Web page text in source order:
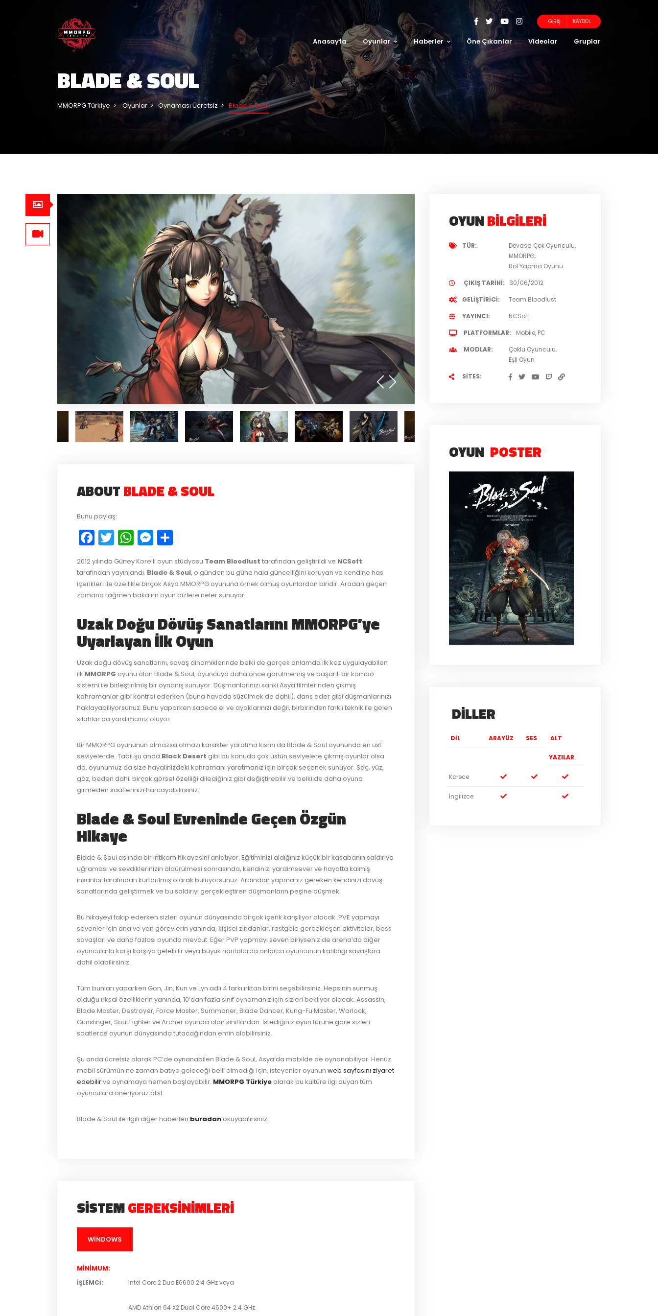
GIRIŞ KAYDOL
Anasayfa Oyunlar Haberler Öne Çıkanlar Videolar Gruplar
BLADE & SOUL
MMORPG Türkiye Oyunlar Oynaması Ücretsiz Blade & Soul
ABOUTBLADE & SOUL
Bunu paylaş:
Facebook
Twitter
WhatsApp
Messenger
2012 yılında Güney Kore’li oyun stüdyosu Team Bloodlust tarafından geliştirildi ve NCSoft
tarafından yayınlandı. Blade & Soul, o günden bu güne hala güncelliğini koruyan ve kendine has
içerikleri ile özellikle birçok Asya MMORPG oyununa örnek olmuş oyunlardan biridir. Aradan geçen
zamana rağmen bakalım oyun bizlere neler sunuyor.
Uzak Doğu Dövüş Sanatlarını MMORPG’ye
Uyarlayan İlk Oyun
Uzak doğu dövüş sanatlarını, savaş dinamiklerinde belki de gerçek anlamda ilk kez uygulayabilen
ilk MMORPG oyunu olan Blade & Soul, oyuncuya daha önce görülmemiş ve başarılı bir kombo
sistemi ile birleştirilmiş bir oynanış sunuyor. Düşmanlarınızı sanki Asya filmlerinden çıkmış
kahramanlar gibi kontrol ederken (buna havada süzülmek de dahil), dans eder gibi düşmanlarınızı
haklayabiliyorsunuz. Bunu yaparken sadece el ve ayaklarınızı değil, birbirinden farklı teknik ile gelen
silahlar da yardımcınız oluyor.
Bir MMORPG oyununun olmazsa olmazı karakter yaratma kısmı da Blade & Soul oyununda en üst
seviyelerde. Tabii şu anda Black Desert gibi bu konuda çok üstün seviyelere çıkmış oyunlar olsa
da, oyunumuz da size hayalinizdeki kahramanı yaratmanız için birçok seçenek sunuyor. Saç, yüz,
göz, beden dahil birçok görsel özelliği dilediğiniz gibi değiştirebilir ve belki de daha oyuna
girmeden saatlerinizi harcayabilirsiniz.
Blade & SoulEvreninde Geçen Özgün
Hikaye
Blade & Soul aslında bir intikam hikayesini anlatıyor. Eğitiminizi aldığınız küçük bir kasabanın saldırıya
uğraması ve sevdiklerinizin öldürülmesi sonrasında, kendinizi yardimsever ve hayatta kalmiş
insanlar tarafından kurtarılmış olarak buluyorsunuz. Ardından yapmanız gereken kendinizi dövüş
sanatlarında geliştirmek ve bu saldırıyı gerçekleştiren düşmanların peşine düşmek.
Bu hikayeyi takip ederken sizleri oyunun dünyasında birçok içerik karşılıyor olacak. PVE yapmayı
sevenler için ana ve yan görevlerin yanında, kişisel zindanlar, rastgele gerçekleşen aktiviteler, boss
savaşları ve daha fazlası oyunda mevcut. Eğer PVP yapmayı seven biriyseniz de arena’da diğer
oyuncularla karşı karşıya gelebilir veya büyük haritalarda onlarca oyuncunun katıldığı savaşlara
dahil olabilirsiniz.
Tüm bunları yaparken Gon, Jin, Kun ve Lyn adlı 4 farkı ırktan birini seçebilirsiniz. Hepsinin sunmuş
olduğu ırksal özelliklerin yanında, 10’dan fazla sınıf oynamanız için sizleri bekliyor olacak. Assassin,
Blade Master, Destroyer, Force Master, Summoner, Blade Dancer, Kung-Fu Master, Warlock,
Gunslinger, Soul Fighter ve Archer oyunda olan sınıflardan. İstediğiniz oyun türüne göre sizleri
saatlerce oyunun dünyasında tutacağından emin olabilirsiniz.
Şu anda ücretsiz olarak PC’de oynanabilen Blade & Soul, Asya’da mobilde de oynanabiliyor. Henüz
mobil sürümün ne zaman batıya geleceği belli olmadığı için, isteyenler oyunun web sayfasını ziyaret
edebilirve oynamaya hemen başlayabilir. MMORPG Türkiye olarak bu kültüre ilgi duyan tüm
oyunculara öneriyoruz.obil
Blade & Soul ile ilgili diğer haberleri buradan okuyabilirsiniz.
SISTEMGEREKSINIMLERI
WINDOWS
MINIMUM:
İŞLEMCI: Intel Core 2 Duo E6600 2.4 GHz veya
AMD Athlon 64 X2 Dual Core 4600+ 2.4 GHz.
OYUNBILGILERI
TÜR
Devasa Çok Oyunculu
MMORPG
Rol Yapma Oyunu
ÇIKIŞ TARIHI
30/06/2012
GELIŞTIRICI
Team Bloodlust
YAYINCI
NCSoft
PLATFORMLAR
Mobile PC
MODLAR
Çoklu Oyunculu
Eşli Oyun
SITES
OYUN POSTER
DILLER
DIL ARAYÜZ SES ALT
YAZILAR
Korece
İngilizce